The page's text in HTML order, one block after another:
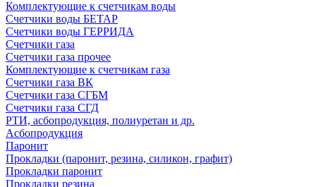
Комплектующие к счетчикам воды
Счетчики воды БЕТАР
Счетчики воды ГЕРРИДА
Счетчики газа
Счетчики газа прочее
Комплектующие к счетчикам газа
Счетчики газа ВК
Счетчики газа СГБМ
Счетчики газа СГД
РТИ, асбопродукция, полиуретан и др.
Асбопродукция
Паронит
Прокладки (паронит, резина, силикон, графит)
Прокладки паронит
Прокладки резина